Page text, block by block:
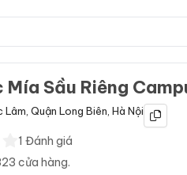
Sầu Riêng
Lâm Quận Long Biên Hà Nội
1 Đánh giá
cửa hàng.